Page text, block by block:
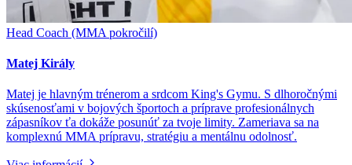
Head Coach (MMA pokročilí)
Matej Király
Matej je hlavným trénerom a srdcom King's Gymu. S dlhoročnými
skúsenosťami v bojových športoch a príprave profesionálnych
zápasníkov ťa dokáže posunúť za tvoje limity. Zameriava sa na
komplexnú MMA prípravu, stratégiu a mentálnu odolnosť.